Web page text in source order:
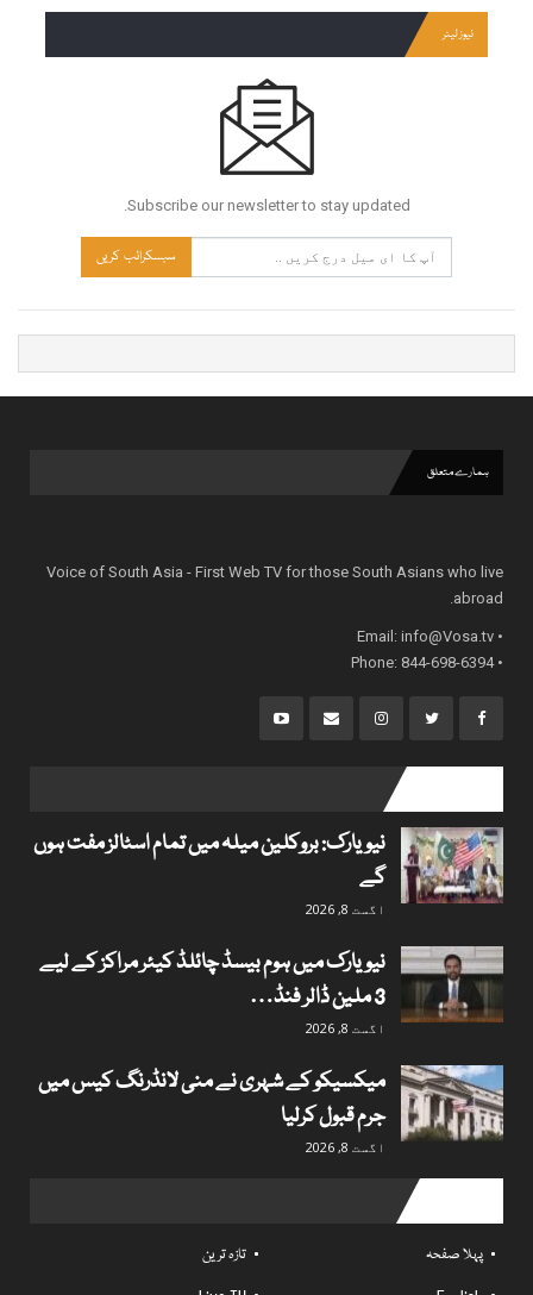
نیوز لیٹر
Subscribe our newsletter to stay updated.
سبسکرائب کریں
ہمارے متعلق
Voice of South Asia - First Web TV for those South Asians who live
abroad.
• Email:
info@Vosa.tv
• Phone: 844-698-6394
نیویارک: بروکلین میلہ میں تمام اسٹالز مفت ہوں
گے
اگست 8, 2026
نیویارک میں ہوم بیسڈ چائلڈ کیئر مراکز کے لیے
3 ملین ڈالر فنڈ…
اگست 8, 2026
میکسیکو کے شہری نے منی لانڈرنگ کیس میں
جرم قبول کرلیا
اگست 8, 2026
پہلا صفحہ
تازہ ترین